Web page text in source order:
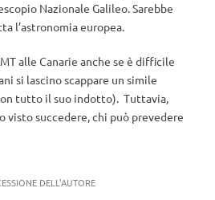
Nazionale Galileo. Sarebbe
l’astronomia europea.
alle Canarie anche se è difficile
si lascino scappare un simile
tutto il suo indotto). Tuttavia,
visto succedere, chi può prevedere
DELL'AUTORE